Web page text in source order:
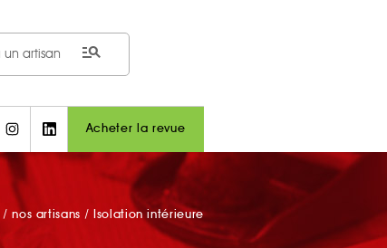
manage_search
Acheter la revue
/nos artisans / Isolation intérieure